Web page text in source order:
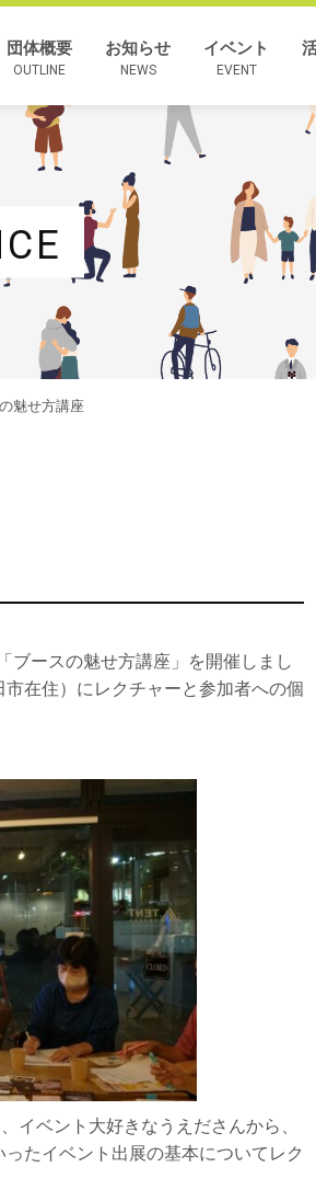
団体概要
OUTLINE
お知らせ
NEWS
イベント
EVENT
魅せ方講座
ブースの魅せ方講座」を開催しまし
在住）にレクチャーと参加者への個
イベント大好きなうえださんから、
たイベント出展の基本についてレク